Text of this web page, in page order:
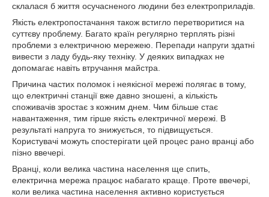
склалася б життя осучасненого людини без електроприладів.
Якість електропостачання також встигло перетворитися на
суттєву проблему. Багато країн регулярно терплять різні
проблеми з електричною мережею. Перепади напруги здатні
вивести з ладу будь-яку техніку. У деяких випадках не
допомагає навіть втручання майстра.
Причина частих поломок і неякісної мережі полягає в тому,
що електричні станції вже давно зношені, а кількість
споживачів зростає з кожним днем. Чим більше стає
навантаження, тим гірше якість електричної мережі. В
результаті напруга то знижується, то підвищується.
Користувачі можуть спостерігати цей процес рано вранці або
пізно ввечері.
Вранці, коли велика частина населення ще спить,
електрична мережа працює набагато краще. Проте ввечері,
коли велика частина населення активно користується